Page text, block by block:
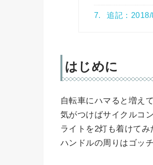
7. 追記：
はじめに
自転車にハマると増え
気がつけばサイクルコ
ライトを2灯も着けてみ
ハンドルの周りはゴッ